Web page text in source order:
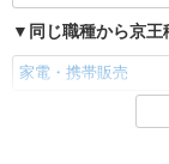
同じ職種から京
家電・携帯販売
同じ雇用形態か